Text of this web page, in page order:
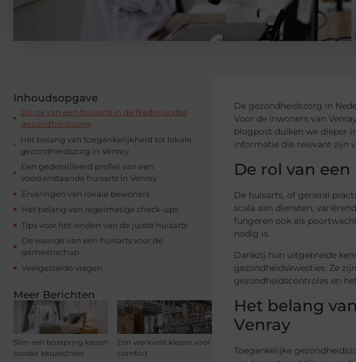
Inhoudsopgave
De rol van een huisarts in de Nederlandse
gezondheidszorg
Het belang van toegankelijkheid tot lokale
gezondheidszorg in Venray
Een gedetailleerd profiel van een
vooraanstaande huisarts in Venray
Ervaringen van lokale bewoners
Het belang van regelmatige check-ups
Tips voor het vinden van de juiste huisarts
De waarde van een huisarts voor de
gemeenschap
Veelgestelde vragen
Meer Berichten
Slim een boxspring kiezen
zonder keuzestress
Een werkvest kiezen voor
comfort
De gezondheidszorg in
Voor de inwoners van
blogpost duiken we dieper
informatie die relevant zijn
De rol van
De huisarts, of general
scala aan diensten,
fungeren ook als
nodig is.
Dankzij hun uitgebreide
gezondheidskwesties. Ze
gezondheidscontroles en
Het belang
Venray
Toegankelijke